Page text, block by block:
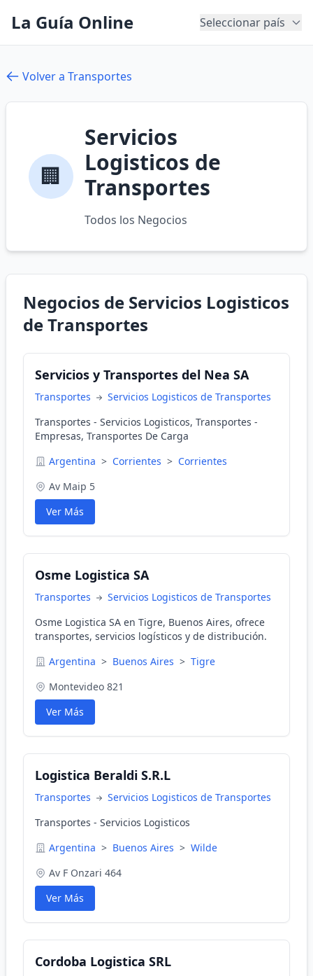
La Guía Online Seleccionar país
Volver a Transportes
🏢
Servicios
Logisticos de
Transportes
Todos los Negocios
Negocios de Servicios Logisticos
de Transportes
Servicios y Transportes del Nea SA
Transportes
Servicios Logisticos de Transportes
Transportes - Servicios Logisticos, Transportes -
Empresas, Transportes De Carga
Argentina > Corrientes > Corrientes
Av Maip 5
Ver Más
Osme Logistica SA
Transportes
Servicios Logisticos de Transportes
Osme Logistica SA en Tigre, Buenos Aires, ofrece
transportes, servicios logísticos y de distribución.
Argentina > Buenos Aires > Tigre
Montevideo 821
Ver Más
Logistica Beraldi S.R.L
Transportes
Servicios Logisticos de Transportes
Transportes - Servicios Logisticos
Argentina > Buenos Aires > Wilde
Av F Onzari 464
Ver Más
Cordoba Logistica SRL